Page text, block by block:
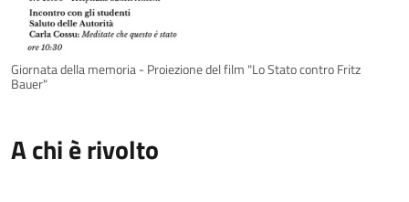
Giornata della memoria - Proiezione del film "Lo Stato contro Fritz
Bauer"
A chi è rivolto